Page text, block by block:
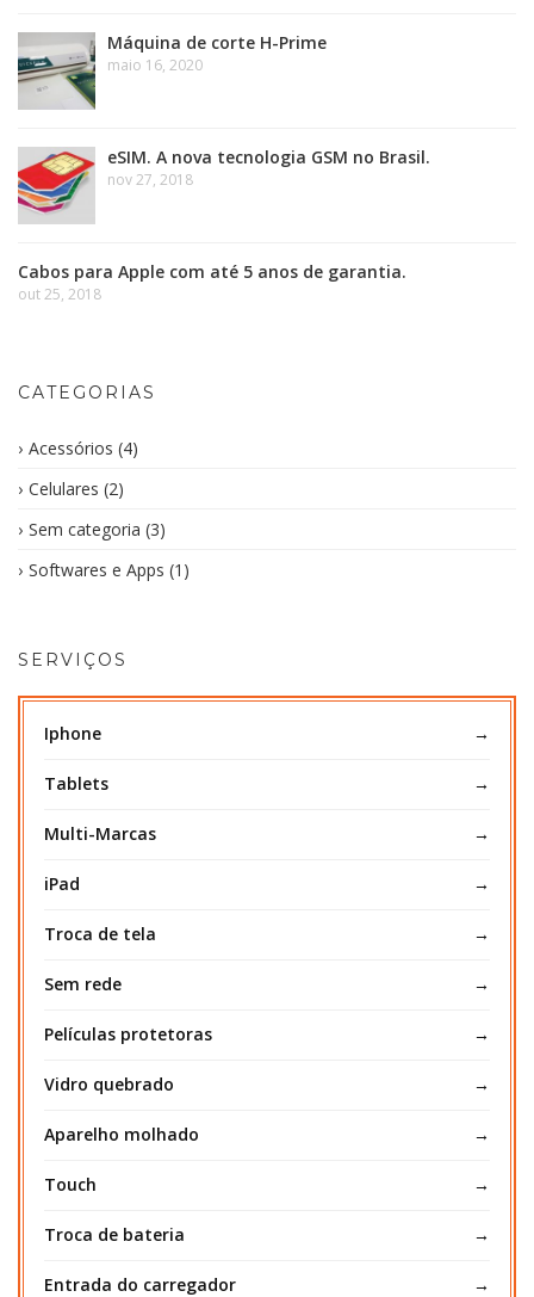
Máquina de corte H-Prime
maio 16, 2020
eSIM. A nova tecnologia GSM no Brasil.
nov 27, 2018
Cabos para Apple com até 5 anos de garantia.
out 25, 2018
CATEGORIAS
Acessórios (4)
Celulares (2)
Sem categoria (3)
Softwares e Apps (1)
SERVIÇOS
Iphone
Tablets
Multi-Marcas
iPad
Troca de tela
Sem rede
Películas protetoras
Vidro quebrado
Aparelho molhado
Touch
Troca de bateria
Entrada do carregador